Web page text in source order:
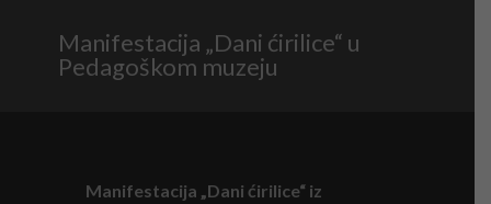
Manifestacija „Dani ćirilice“ u
Pedagoškom muzeju
Manifestacija „Dani ćirilice“ iz